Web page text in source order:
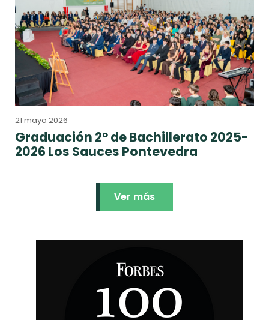
21 mayo 2026
Graduación 2º de Bachillerato 2025-
2026 Los Sauces Pontevedra
Ver más